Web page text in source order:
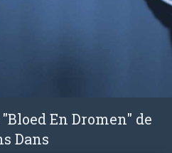
En Dromen" de
Dans